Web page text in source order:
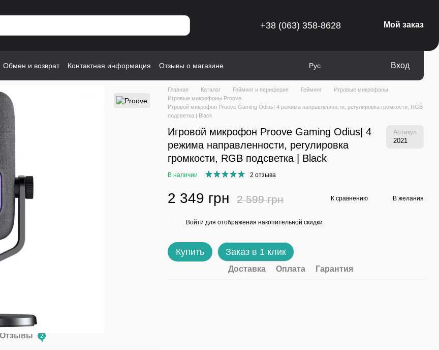
+38 (063) 358-8628 Мой заказ
Обмен и возврат Контактная информация Отзывы о магазине Рус Вход
Отзывы 2
Главная Каталог Гейминг и периферия Гейминг
Игровые микрофоны
Игровые микрофоны Proove
Игровой микрофон Proove Gaming Odius| 4 режима направленности, регулировка громкости, RGB
подсветка | Black
Игровой микрофон Proove Gaming Odius| 4
режима направленности, регулировка
громкости, RGB подсветка | Black
Артикул
2021
В наличии 2 отзыва
2 349 грн 2 599 грн К сравнению В желания
Войти для отображения накопительной скидки
Купить Заказ в 1 клик
Доставка Оплата Гарантия